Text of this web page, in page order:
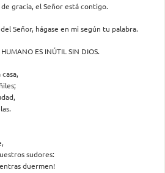
gracia, el Señor está contigo.
Señor, hágase en mi según tu palabra.
ES INÚTIL SIN DIOS.
sudores:
duermen!